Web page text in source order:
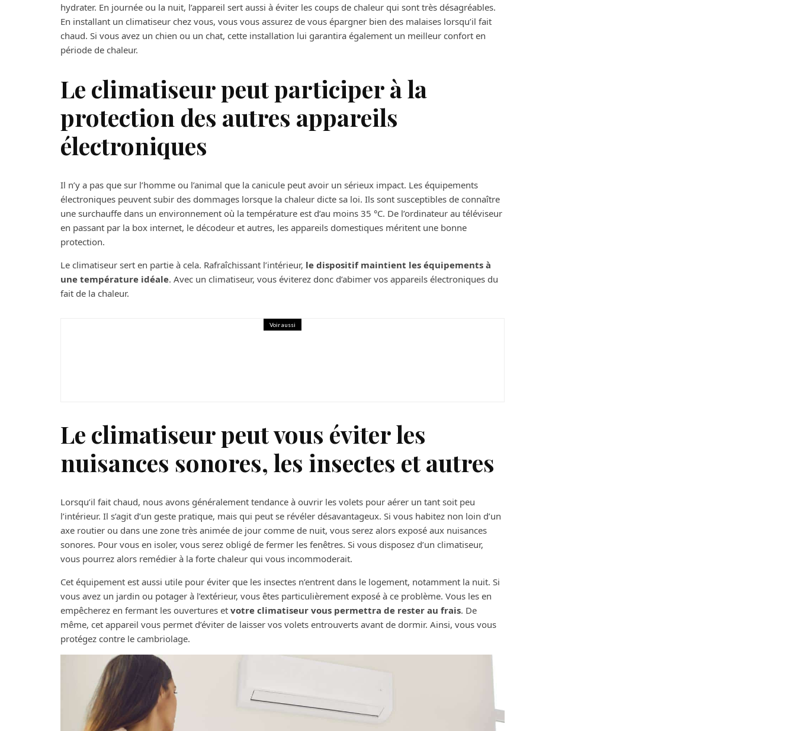
hydrater. En journée ou la nuit, l’appareil sert aussi à éviter les coups de chaleur qui sont très désagréables.
En installant un climatiseur chez vous, vous vous assurez de vous épargner bien des malaises lorsqu’il fait
chaud. Si vous avez un chien ou un chat, cette installation lui garantira également un meilleur confort en
période de chaleur.
Le climatiseur peut participer à la
protection des autres appareils
électroniques
Il n’y a pas que sur l’homme ou l’animal que la canicule peut avoir un sérieux impact. Les équipements
électroniques peuvent subir des dommages lorsque la chaleur dicte sa loi. Ils sont susceptibles de connaître
une surchauffe dans un environnement où la température est d’au moins 35 °C. De l’ordinateur au téléviseur
en passant par la box internet, le décodeur et autres, les appareils domestiques méritent une bonne
protection.
Le climatiseur sert en partie à cela. Rafraîchissant l’intérieur, le dispositif maintient les équipements à
une température idéale. Avec un climatiseur, vous éviterez donc d’abimer vos appareils électroniques du
fait de la chaleur.
Voir aussi
Le climatiseur peut vous éviter les
nuisances sonores, les insectes et autres
Lorsqu’il fait chaud, nous avons généralement tendance à ouvrir les volets pour aérer un tant soit peu
l’intérieur. Il s’agit d’un geste pratique, mais qui peut se révéler désavantageux. Si vous habitez non loin d’un
axe routier ou dans une zone très animée de jour comme de nuit, vous serez alors exposé aux nuisances
sonores. Pour vous en isoler, vous serez obligé de fermer les fenêtres. Si vous disposez d’un climatiseur,
vous pourrez alors remédier à la forte chaleur qui vous incommoderait.
Cet équipement est aussi utile pour éviter que les insectes n’entrent dans le logement, notamment la nuit. Si
vous avez un jardin ou potager à l’extérieur, vous êtes particulièrement exposé à ce problème. Vous les en
empêcherez en fermant les ouvertures et votre climatiseur vous permettra de rester au frais. De
même, cet appareil vous permet d’éviter de laisser vos volets entrouverts avant de dormir. Ainsi, vous vous
protégez contre le cambriolage.